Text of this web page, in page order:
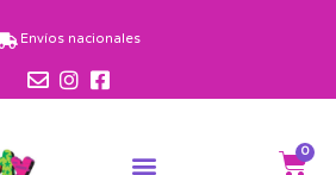
Envíos nacionales
0